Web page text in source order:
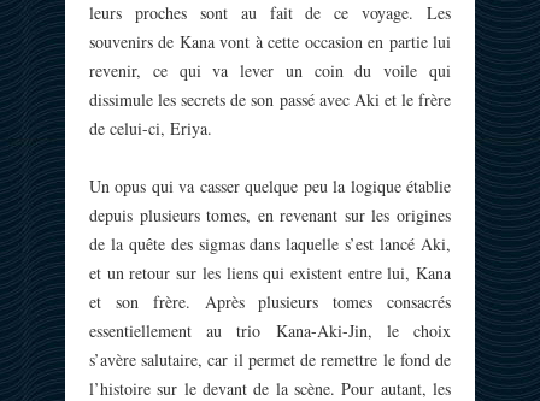
leurs proches sont au fait de ce voyage. Les
souvenirs de Kana vont à cette occasion en partie lui
revenir, ce qui va lever un coin du voile qui
dissimule les secrets de son passé avec Aki et le frère
de celui-ci, Eriya.
Un opus qui va casser quelque peu la logique établie
depuis plusieurs tomes, en revenant sur les origines
de la quête des sigmas dans laquelle s’est lancé Aki,
et un retour sur les liens qui existent entre lui, Kana
et son frère. Après plusieurs tomes consacrés
essentiellement au trio Kana-Aki-Jin, le choix
s’avère salutaire, car il permet de remettre le fond de
l’histoire sur le devant de la scène. Pour autant, les